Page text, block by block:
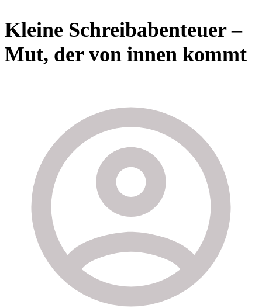
Kleine Schreibabenteuer –
Mut, der von innen kommt